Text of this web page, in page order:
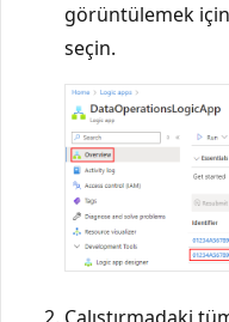
görüntülemek için
seçin.